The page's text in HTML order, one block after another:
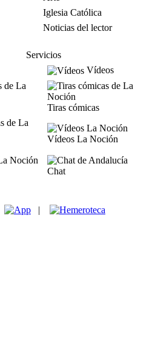
Iglesia Católica
Noticias del lector
Servicios
Vídeos
Tiras cómicas
Vídeos La Noción
Chat
|